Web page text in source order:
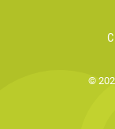
©